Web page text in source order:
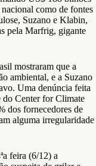
como de fontes
Suzano e Klabin,
pela Marfrig, gigante
mostraram que a
ambiental, e a Suzano
Uma denúncia feita
do Center for Climate
dos fornecedores de
alguma irregularidade
feira (6/12) a